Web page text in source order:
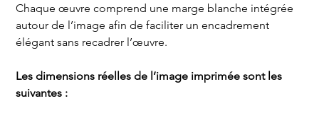
Chaque œuvre comprend une marge blanche intégrée
autour de l’image afin de faciliter un encadrement
élégant sans recadrer l’œuvre.
Les dimensions réelles de l’image imprimée sont les
suivantes :